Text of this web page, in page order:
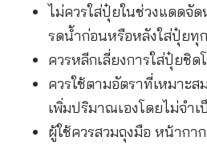
ไม่ควรใส่ปุ๋ยในช่วงแดดจั
รดน้ำก่อนหรือหลังใส่ปุ๋ยทุ
ควรหลีกเลี่ยงการใส่ปุ๋ยชิด
ควรใช้ตามอัตราที่เหมาะ
เพิ่มปริมาณเองโดยไม่จำเ
ผู้ใช้ควรสวมถุงมือ หน้าก